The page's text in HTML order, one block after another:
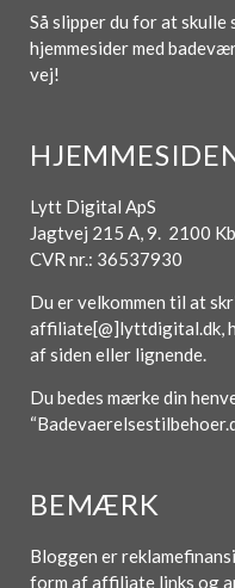
Så slipper du for at skulle
hjemmesider med
vej!
Lytt Digital ApS
Jagtvej 215 A, 9. 2100
CVR nr.: 36537930
Du er velkommen til at
affiliate[@]lyttdigital.dk,
af siden eller lignende.
Du bedes mærke din
BEMÆRK
Bloggen er
form af affiliate links og